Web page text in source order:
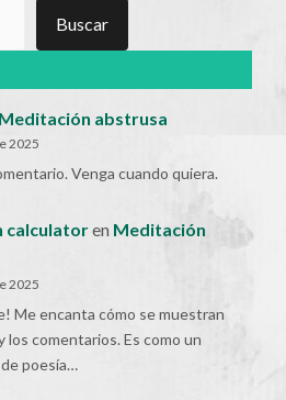
Buscar
Meditación abstrusa
2025
Venga cuando quiera.
calculatoren Meditación
2025
Me encanta cómo se muestran
los comentarios. Es como un
poesía…